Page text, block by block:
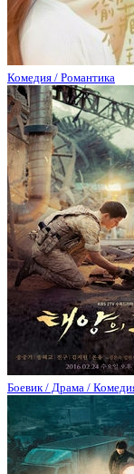
Комедия / Романтика
Боевик / Драма /